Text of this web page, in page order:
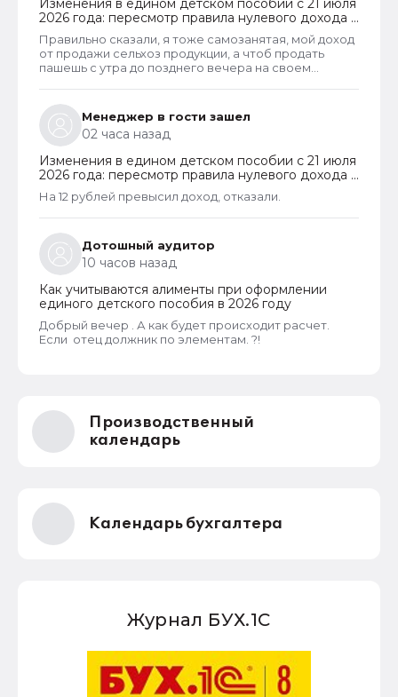
Изменения в едином детском пособии с 21 июля
2026 года: пересмотр правила нулевого дохода и
новый порядок оформления пособий по месту
пребывания
Правильно сказали, я тоже самозанятая, мой доход
от продажи сельхоз продукции, а чтоб продать
пашешь с утра до позднего вечера на своем
Менеджер в гости зашел
02 часа назад
Изменения в едином детском пособии с 21 июля
2026 года: пересмотр правила нулевого дохода и
новый порядок оформления пособий по месту
пребывания
На 12 рублей превысил доход, отказали.
Дотошный аудитор
10 часов назад
Как учитываются алименты при оформлении
единого детского пособия в 2026 году
Добрый вечер . А как будет происходит расчет.
Если отец должник по элементам. ?!
Производственный
календарь
Календарь бухгалтера
Журнал БУХ.1С